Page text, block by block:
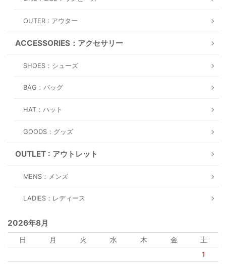
OUTER : アウター
ACCESSORIES：アクセサリー
SHOES：シューズ
BAG：バッグ
HAT：ハット
GOODS：グッズ
OUTLET : アウトレット
MENS：メンズ
LADIES：レディース
2026年8月
日 月 火 水 木 金
土
1